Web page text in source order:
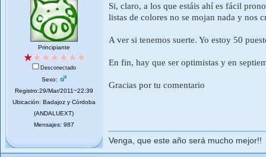
Principiante
Desconectado
Sexo:
Registro:29/Mar/2011~22:39
Ubicación: Badajoz y Córdoba
(ANDALUEXT)
Mensajes: 987
Si, claro, a los que estáis ahí es fácil
listas de colores no se mojan nada y nos
A ver si tenemos suerte. Yo estoy 50
En fin, hay que ser optimistas y en
Gracias por tu comentario
Venga, que este año será mucho mejor!!